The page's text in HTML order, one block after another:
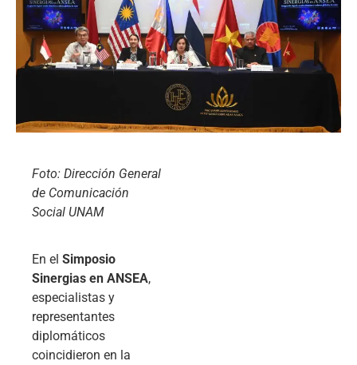
Foto: Dirección General
de Comunicación
Social UNAM
En el Simposio
Sinergias en ANSEA,
especialistas y
representantes
diplomáticos
coincidieron en la